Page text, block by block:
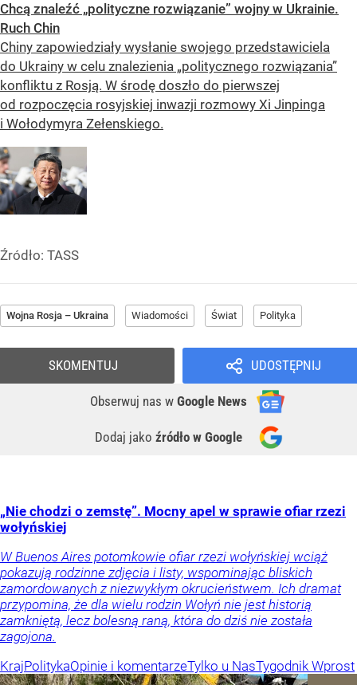
Chcą znaleźć „polityczne rozwiązanie” wojny w Ukrainie.
Ruch Chin
Chiny zapowiedziały wysłanie swojego przedstawiciela
do Ukrainy w celu znalezienia „politycznego rozwiązania”
konfliktu z Rosją. W środę doszło do pierwszej
od rozpoczęcia rosyjskiej inwazji rozmowy Xi Jinpinga
i Wołodymyra Zełenskiego.
Źródło: TASS
Wojna Rosja – Ukraina Wiadomości Świat Polityka
UDOSTĘPNIJ
Obserwuj nas w Google News
Dodaj jako źródło w Google
SKOMENTUJ
„Nie chodzi o zemstę”. Mocny apel w sprawie ofiar rzezi
wołyńskiej
W Buenos Aires potomkowie ofiar rzezi wołyńskiej wciąż
pokazują rodzinne zdjęcia i listy, wspominając bliskich
zamordowanych z niezwykłym okrucieństwem. Ich dramat
przypomina, że dla wielu rodzin Wołyń nie jest historią
zamkniętą, lecz bolesną raną, która do dziś nie została
zagojona.
KrajPolitykaOpinie i komentarzeTylko u NasTygodnik Wprost